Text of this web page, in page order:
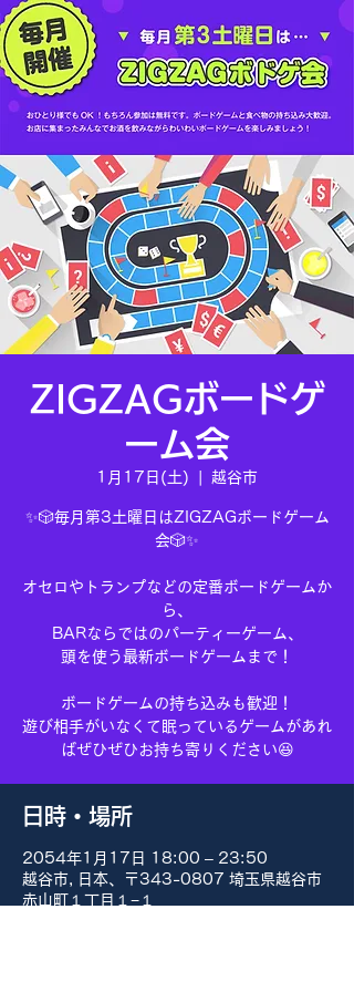
ZIGZAGボードゲ
ーム会
1月17日(土) 越谷市
✨🎲毎月第3土曜日はZIGZAGボードゲーム
会🎲✨
オセロやトランプなどの定番ボードゲームか
ら、
BARならではのパーティーゲーム、
頭を使う最新ボードゲームまで！
ボードゲームの持ち込みも歓迎！
遊び相手がいなくて眠っているゲームがあれ
ばぜひぜひお持ち寄りください😆
日時・場所
2054年1月17日 18:00 – 23:50
越谷市, 日本、〒343-0807 埼玉県越谷市
赤山町１丁目１−１